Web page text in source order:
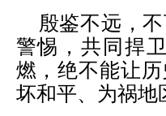
殷鉴不远，
警惕，共同捍
燃，绝不能让
坏和平、为祸地